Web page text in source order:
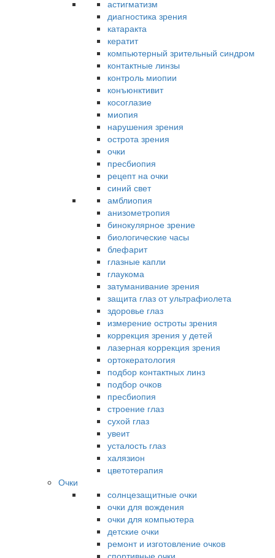
астигматизм
диагностика зрения
катаракта
кератит
компьютерный зрительный синдром
контактные линзы
контроль миопии
конъюнктивит
косоглазие
миопия
нарушения зрения
острота зрения
очки
пресбиопия
рецепт на очки
синий свет
амблиопия
анизометропия
бинокулярное зрение
биологические часы
блефарит
глазные капли
глаукома
затуманивание зрения
защита глаз от ультрафиолета
здоровье глаз
измерение остроты зрения
коррекция зрения у детей
лазерная коррекция зрения
ортокератология
подбор контактных линз
подбор очков
пресбиопия
строение глаз
сухой глаз
увеит
усталость глаз
халязион
цветотерапия
Очки
солнцезащитные очки
очки для вождения
очки для компьютера
детские очки
ремонт и изготовление очков